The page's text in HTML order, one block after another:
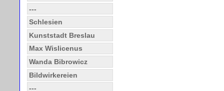
---
Schlesien
Kunststadt Breslau
Max Wislicenus
Wanda Bibrowicz
Bildwirkereien
---